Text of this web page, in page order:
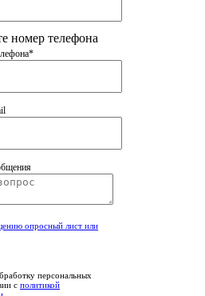
номер телефона
опросный лист или
персональных
с политикой